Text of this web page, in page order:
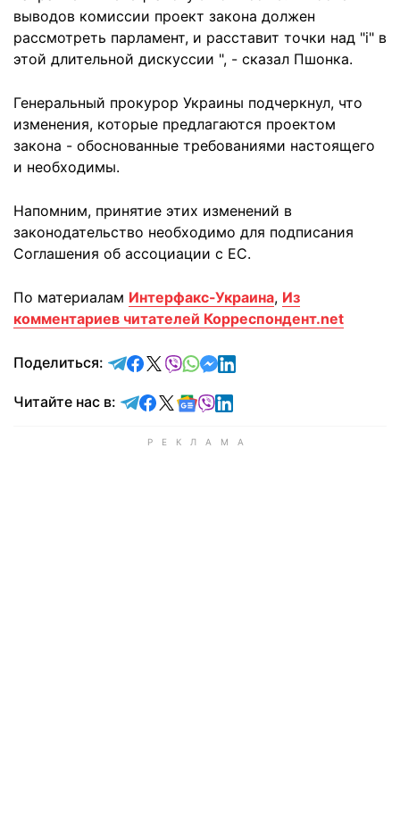
выводов комиссии проект закона должен
рассмотреть парламент, и расставит точки над "i" в
этой длительной дискуссии ", - сказал Пшонка.
Генеральный прокурор Украины подчеркнул, что
изменения, которые предлагаются проектом
закона - обоснованные требованиями настоящего
и необходимы.
Напомним, принятие этих изменений в
законодательство необходимо для подписания
Соглашения об ассоциации с ЕС.
По материалам Интерфакс-Украина, Из
комментариев читателей Корреспондент.net
Поделиться: отправить в Telegram
поделиться в Facebook
поделиться в X
отправить в Viber
отправить в Whatsapp
отправить в Messenger
отправить в LinkedIn
Читайте нас в: Читайте в Telegram
Читайте в Facebook
Читайте в X
Читайте в Google news
Читайте в Viber
Читайте в LinkedIn